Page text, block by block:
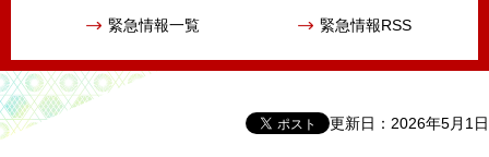
緊急情報一覧 緊急情報RSS
更新日：2026年5月1日